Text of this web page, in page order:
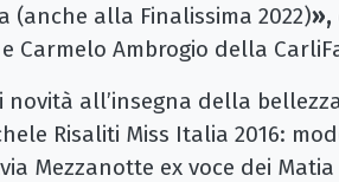
(anche alla Finalissima 2022)»,
Carmelo Ambrogio della
all’insegna della
Risaliti Miss Italia 2016:
Mezzanotte ex voce dei